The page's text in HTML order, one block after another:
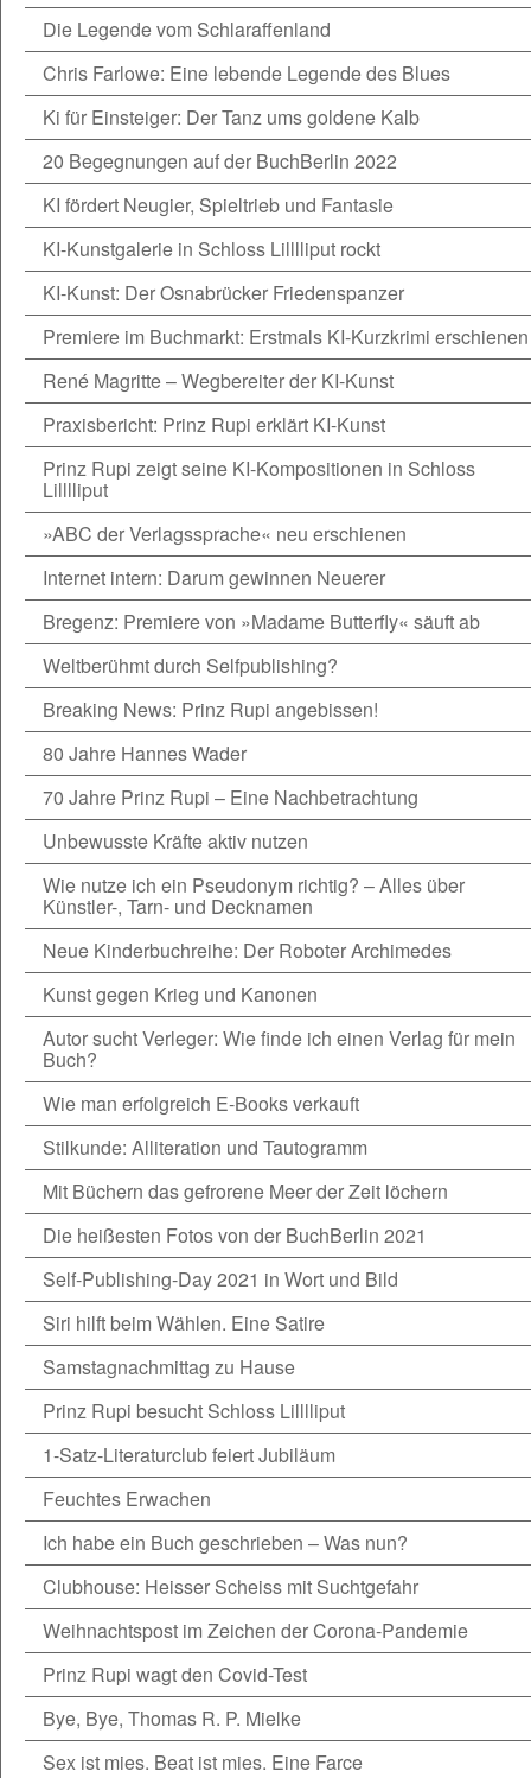
Die Legende vom Schlaraffenland
Chris Farlowe: Eine lebende Legende des Blues
Ki für Einsteiger: Der Tanz ums goldene Kalb
20 Begegnungen auf der BuchBerlin 2022
KI fördert Neugier, Spieltrieb und Fantasie
KI-Kunstgalerie in Schloss Lilllliput rockt
KI-Kunst: Der Osnabrücker Friedenspanzer
Premiere im Buchmarkt: Erstmals KI-Kurzkrimi erschienen
René Magritte – Wegbereiter der KI-Kunst
Praxisbericht: Prinz Rupi erklärt KI-Kunst
Prinz Rupi zeigt seine KI-Kompositionen in Schloss
Lilllliput
»ABC der Verlagssprache« neu erschienen
Internet intern: Darum gewinnen Neuerer
Bregenz: Premiere von »Madame Butterfly« säuft ab
Weltberühmt durch Selfpublishing?
Breaking News: Prinz Rupi angebissen!
80 Jahre Hannes Wader
70 Jahre Prinz Rupi – Eine Nachbetrachtung
Unbewusste Kräfte aktiv nutzen
Wie nutze ich ein Pseudonym richtig? – Alles über
Künstler-, Tarn- und Decknamen
Neue Kinderbuchreihe: Der Roboter Archimedes
Kunst gegen Krieg und Kanonen
Autor sucht Verleger: Wie finde ich einen Verlag für mein
Buch?
Wie man erfolgreich E-Books verkauft
Stilkunde: Alliteration und Tautogramm
Mit Büchern das gefrorene Meer der Zeit löchern
Die heißesten Fotos von der BuchBerlin 2021
Self-Publishing-Day 2021 in Wort und Bild
Siri hilft beim Wählen. Eine Satire
Samstagnachmittag zu Hause
Prinz Rupi besucht Schloss Lilllliput
1-Satz-Literaturclub feiert Jubiläum
Feuchtes Erwachen
Ich habe ein Buch geschrieben – Was nun?
Clubhouse: Heisser Scheiss mit Suchtgefahr
Weihnachtspost im Zeichen der Corona-Pandemie
Prinz Rupi wagt den Covid-Test
Bye, Bye, Thomas R. P. Mielke
Sex ist mies. Beat ist mies. Eine Farce